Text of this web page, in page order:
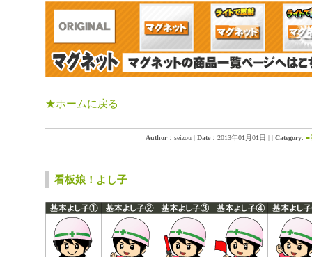
★ホームに戻る
Author：seizou | Date ：2013年01月01日 | | Category: ■
看板娘！よし子